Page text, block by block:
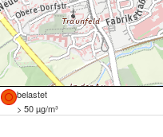
belastet
> 50 µg/m³